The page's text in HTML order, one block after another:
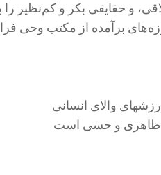
و حقایقی بکر و کم‌نظیر را
برآمده از مکتب وحی
والای انسانی
ظاهری و حسی است